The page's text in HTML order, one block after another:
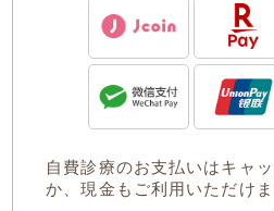
自費診療のお支払いはキャ
か、現金もご利用いただけま